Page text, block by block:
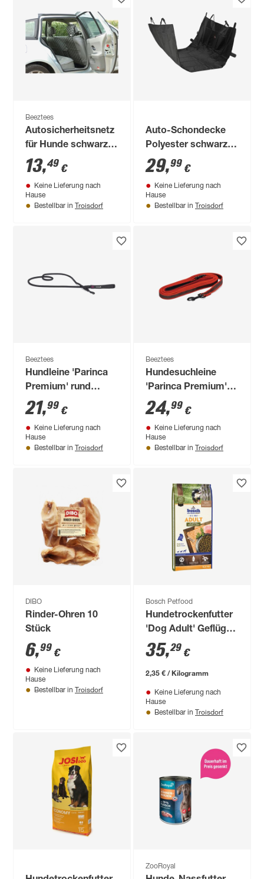
Beeztees
Autosicherheitsnetz
für Hunde schwarz
86 x 64 cm
13,49 €
Keine Lieferung nach
Hause
Bestellbar in Troisdorf
Auto-Schondecke
Polyester schwarz
160 x 145 cm
29,99 €
Keine Lieferung nach
Hause
Bestellbar in Troisdorf
Beeztees
Hundleine 'Parinca
Premium' rund
schwarz 180 x 1,2
cm
21,99 €
Keine Lieferung nach
Hause
Bestellbar in Troisdorf
Beeztees
Hundesuchleine
'Parinca Premium'
rot mit
Handschlaufe 5 m
24,99 €
Keine Lieferung nach
Hause
Bestellbar in Troisdorf
DIBO
Rinder-Ohren 10
Stück
6,99 €
Keine Lieferung nach
Hause
Bestellbar in Troisdorf
Bosch Petfood
Hundetrockenfutter
'Dog Adult' Geflügel
und Hirse 15 kg
35,29 €
2,35 € / Kilogramm
Keine Lieferung nach
Hause
Bestellbar in Troisdorf
ZooRoyal